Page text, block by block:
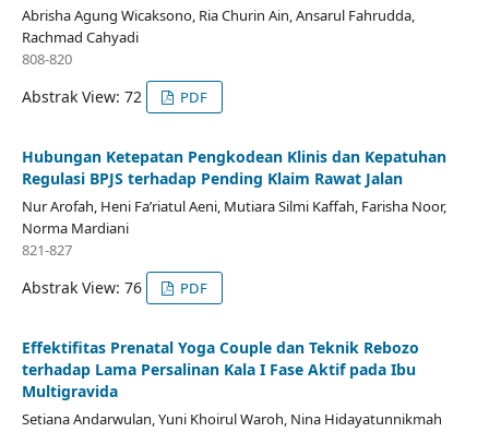
Abrisha Agung Wicaksono, Ria Churin Ain, Ansarul Fahrudda,
Rachmad Cahyadi
808-820
Abstrak View: 72 PDF
Hubungan Ketepatan Pengkodean Klinis dan Kepatuhan
Regulasi BPJS terhadap Pending Klaim Rawat Jalan
Nur Arofah, Heni Fa’riatul Aeni, Mutiara Silmi Kaffah, Farisha Noor,
Norma Mardiani
821-827
Abstrak View: 76 PDF
Effektifitas Prenatal Yoga Couple dan Teknik Rebozo
terhadap Lama Persalinan Kala I Fase Aktif pada Ibu
Multigravida
Setiana Andarwulan, Yuni Khoirul Waroh, Nina Hidayatunnikmah